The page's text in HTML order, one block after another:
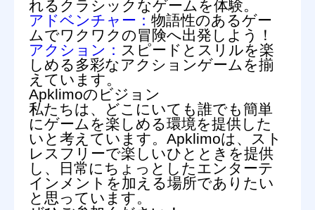
れるクラシックなゲームを体験。
アドベンチャー：物語性のあるゲー
ムでワクワクの冒険へ出発しよう！
アクション： スピードとスリルを楽
しめる多彩なアクションゲームを揃
えています。
Apklimoのビジョン
私たちは、どこにいても誰でも簡単
にゲームを楽しめる環境を提供した
いと考えています。Apklimoは、スト
レスフリーで楽しいひとときを提供
し、日常にちょっとしたエンターテ
インメントを加える場所でありたい
と思っています。